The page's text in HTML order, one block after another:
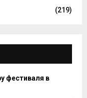
(219)
фестиваля в